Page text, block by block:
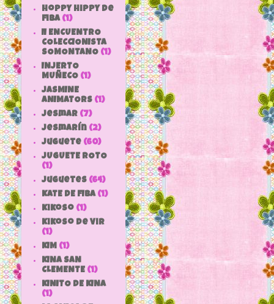
hoppy hippy de
fiba (1)
II ENCUENTRO
COLECCIONISTA
SOMONTANO (1)
INJERTO
MUÑECO (1)
JASMINE
ANIMATORS (1)
jesmar (7)
jesmarín (2)
juguete (60)
JUGUETE ROTO
(1)
Juguetes (64)
KATE DE FIBA (1)
Kikoso (1)
Kikoso de Vir
(1)
KIM (1)
KINA SAN
CLEMENTE (1)
KINITO DE KINA
(1)